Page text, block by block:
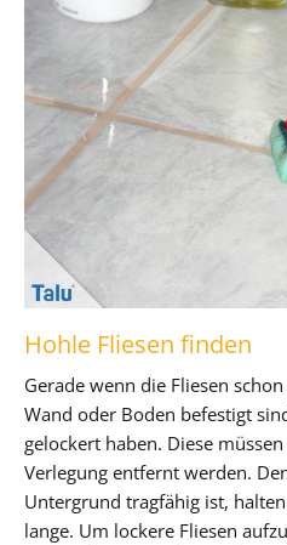
Hohle Fliesen finden
Gerade wenn die Fliesen
Wand oder Boden befestigt
gelockert haben. Diese
Verlegung entfernt werden.
Untergrund tragfähig ist,
lange. Um lockere Fliesen